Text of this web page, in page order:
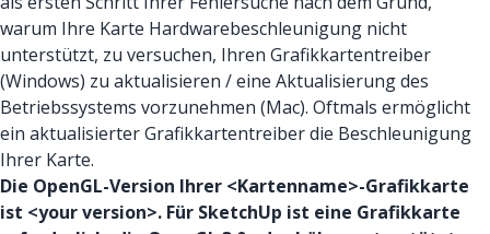
warum Ihre Karte Hardwarebeschleunigung nicht
unterstützt, zu versuchen, Ihren Grafikkartentreiber
(Windows) zu aktualisieren / eine Aktualisierung des
Betriebssystems vorzunehmen (Mac). Oftmals ermöglicht
ein aktualisierter Grafikkartentreiber die Beschleunigung
Ihrer Karte.
Die OpenGL-Version Ihrer <Kartenname>-Grafikkarte
ist <your version>. Für SketchUp ist eine Grafikkarte